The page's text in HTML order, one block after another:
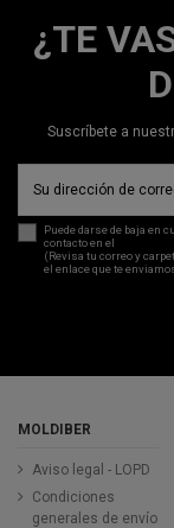
¿TE
Suscríbete a
Puede darse de baja en
contacto en el
(Revisa tu correo y
el enlace que te
MOLDIBER
Aviso legal - LOPD
Condiciones
generales de envío